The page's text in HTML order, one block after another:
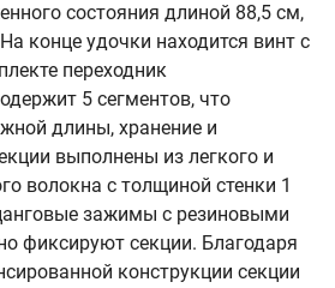
состояния длиной 88,5 см,
конце удочки находится винт с
переходник
5 сегментов, что
длины, хранение и
выполнены из легкого и
волокна с толщиной стенки 1
зажимы с резиновыми
фиксируют секции. Благодаря
конструкции секции